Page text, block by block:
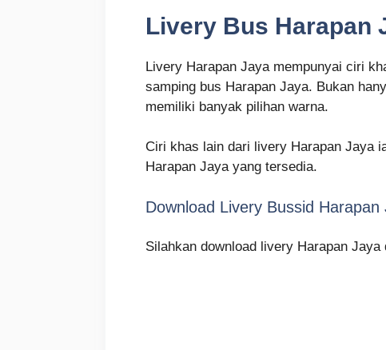
Livery Bus Harapan
Livery Harapan Jaya mempunyai ciri
samping bus Harapan Jaya. Bukan
memiliki banyak pilihan warna.
Ciri khas lain dari livery Harapan Jaya
Harapan Jaya yang tersedia.
Download Livery Bussid Harapan
Silahkan download livery Harapan